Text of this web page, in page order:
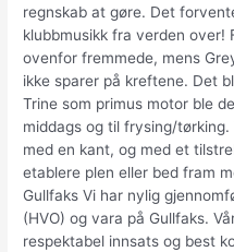
regnskab at gøre. Det
klubbmusikk fra verden over!
ovenfor fremmede, mens
ikke sparer på kreftene. Det
Trine som primus motor ble
middags og til frysing/
med en kant, og med et
etablere plen eller bed fram
Gullfaks Vi har nylig
(HVO) og vara på Gullfaks.
respektabel innsats og best